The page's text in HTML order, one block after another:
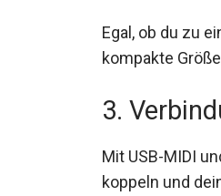
Egal, ob du zu
seine
3.
Mit USB-MIDI
koppeln und